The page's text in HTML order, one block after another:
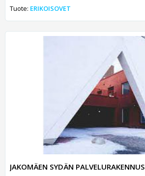
Tuote: ERIKOISOVET
JAKOMÄEN SYDÄN PALVELURAKENNUS